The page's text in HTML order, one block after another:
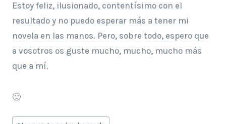
Estoy feliz, ilusionado, contentísimo con el
resultado y no puedo esperar más a tener mi
novela en las manos. Pero, sobre todo, espero que
a vosotros os guste mucho, mucho, mucho más
que a mí.
🙂
Etiquetas